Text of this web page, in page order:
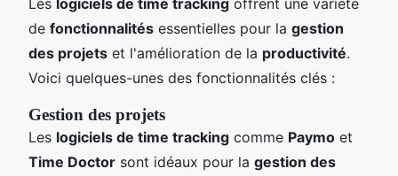
de fonctionnalités essentielles pour la gestion
des projets et l'amélioration de la productivité.
Voici quelques-unes des fonctionnalités clés :
Gestion des projets
Les logiciels de time tracking comme Paymo et
Time Doctor sont idéaux pour la gestion des